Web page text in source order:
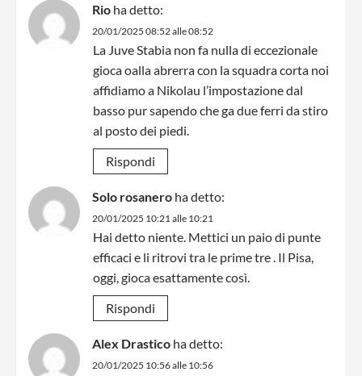
Rio ha detto:
20/01/2025 08:52 alle 08:52
La Juve Stabia non fa nulla di eccezionale
gioca oalla abrerra con la squadra corta noi
affidiamo a Nikolau l’impostazione dal
basso pur sapendo che ga due ferri da stiro
al posto dei piedi.
Rispondi
Solo rosanero ha detto:
20/01/2025 10:21 alle 10:21
Hai detto niente. Mettici un paio di punte
efficaci e li ritrovi tra le prime tre . Il Pisa,
oggi, gioca esattamente così.
Rispondi
Alex Drastico ha detto:
20/01/2025 10:56 alle 10:56